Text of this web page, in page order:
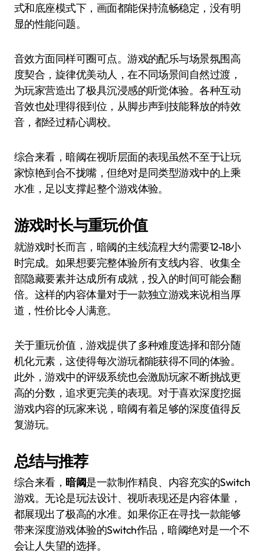
式和底座模式下，画面都能保持流畅稳定，没有明
显的性能问题。
音效方面同样可圈可点。游戏的配乐与场景氛围高
度契合，旋律优美动人，在不同场景间自然过渡，
为玩家营造出了极具沉浸感的听觉体验。各种互动
音效也处理得很到位，从脚步声到技能释放的特效
音，都经过精心调校。
综合来看，暗阈在视听层面的表现虽然不至于让玩
家惊艳到合不拢嘴，但绝对是同类型游戏中的上乘
水准，足以支撑起整个游戏体验。
游戏时长与重玩价值
就游戏时长而言，暗阈的主线流程大约需要12-18小
时完成。如果想要完整体验所有支线内容、收集全
部隐藏要素并达成所有成就，投入的时间可能会翻
倍。这样的内容体量对于一款独立游戏来说相当厚
道，性价比令人满意。
关于重玩价值，游戏提供了多种难度选择和部分随
机化元素，这使得每次游玩都能获得不同的体验。
此外，游戏中的评级系统也会激励玩家不断挑战更
高的分数，追求更完美的表现。对于喜欢深度挖掘
游戏内容的玩家来说，暗阈有着足够的深度值得反
复游玩。
总结与推荐
综合来看， 暗阈是一款制作精良、内容充实的Switch
游戏。无论是玩法设计、视听表现还是内容体量，
都展现出了极高的水准。如果你正在寻找一款能够
带来深度游戏体验的Switch作品，暗阈绝对是一个不
会让人失望的选择。